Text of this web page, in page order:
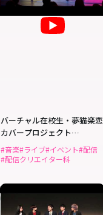
バーチャル在校生・夢猫楽恋
カバープロジェクト
「dreaming cats」
#音楽#ライブ#イベント#配信
#配信クリエイター科